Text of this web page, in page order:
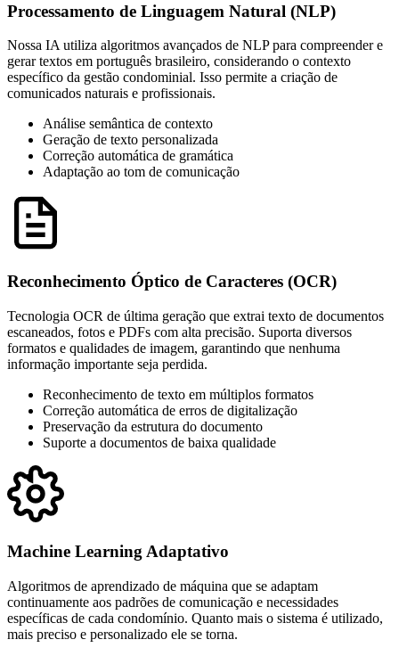
Processamento de Linguagem Natural (NLP)
Nossa IA utiliza algoritmos avançados de NLP para compreender e
gerar textos em português brasileiro, considerando o contexto
específico da gestão condominial. Isso permite a criação de
comunicados naturais e profissionais.
Análise semântica de contexto
Geração de texto personalizada
Correção automática de gramática
Adaptação ao tom de comunicação
Reconhecimento Óptico de Caracteres (OCR)
Tecnologia OCR de última geração que extrai texto de documentos
escaneados, fotos e PDFs com alta precisão. Suporta diversos
formatos e qualidades de imagem, garantindo que nenhuma
informação importante seja perdida.
Reconhecimento de texto em múltiplos formatos
Correção automática de erros de digitalização
Preservação da estrutura do documento
Suporte a documentos de baixa qualidade
Machine Learning Adaptativo
Algoritmos de aprendizado de máquina que se adaptam
continuamente aos padrões de comunicação e necessidades
específicas de cada condomínio. Quanto mais o sistema é utilizado,
mais preciso e personalizado ele se torna.